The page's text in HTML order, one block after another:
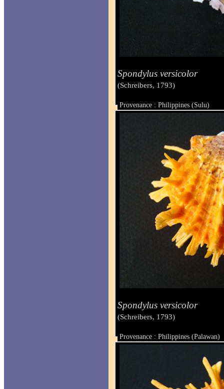
Spondylus versicolor
(Schreibers, 1793)
Provenance : Philippines (Sulu)
Taille : 58 x 61.6 mm
Spondylus versicolor
(Schreibers, 1793)
Provenance : Philippines (Palawan)
Taille : 67.9 x 75 mm